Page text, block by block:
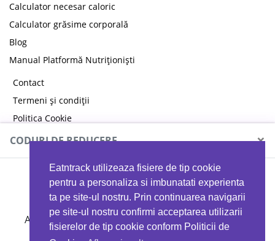
Eatntrack utilizeaza fisiere de tip cookie
pentru a personaliza si imbunatati experienta
ta pe site-ul nostru. Prin continuarea navigarii
pe site-ul nostru confirmi acceptarea utilizarii
fisierelor de tip cookie conform Politicii de
Calculator necesar caloric
Calculator grăsime corporală
Blog
Manual Platformă Nutriționiști
Contact
Termeni și condiții
Politica Cookie
Politica de confidențialitate
CODURI DE REDUCERE ×
MYPROTEIN
Ai 40%reducere la orice comandă folosind codul
EATTRACK